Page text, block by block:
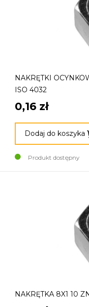
NAKRĘTKI
ISO 4032
0,16 zł
Dodaj do koszyka
Produkt dostępny
NAKRĘTKA 8X1 10